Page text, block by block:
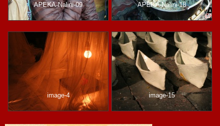
APEKA-Nalini-09 APEKA-Nalini-18
image-4 image-15